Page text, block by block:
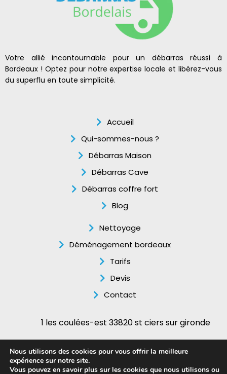
Votre allié incontournable pour un débarras réussi à
Bordeaux ! Optez pour notre expertise locale et libérez-vous
du superflu en toute simplicité.
Accueil
Qui-sommes-nous ?
Débarras Maison
Débarras Cave
Débarras coffre fort
Blog
Nettoyage
Déménagement bordeaux
Tarifs
Devis
Contact
1 les coulées-est 33820 st ciers sur gironde
Mentions légales–Politique de confidentialité–Plan du
Nous utilisons des cookies pour vous offrir la meilleure
expérience sur notre site.
Vous pouvez en savoir plus sur les cookies que nous utilisons ou